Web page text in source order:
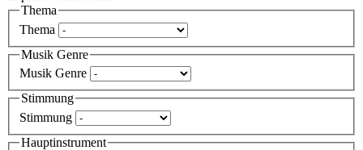
Thema
Thema
Musik Genre
Musik Genre
Stimmung
Stimmung
Hauptinstrument